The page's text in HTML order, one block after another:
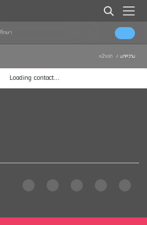
กษา
หน้าแรก / บทความ
Loading contact...